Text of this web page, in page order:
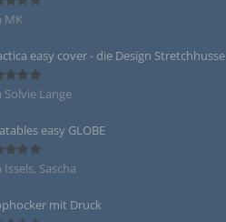
MK
easy cover - die Design Stretchhusse
Solvie Lange
easy GLOBE
Sascha
mit Druck